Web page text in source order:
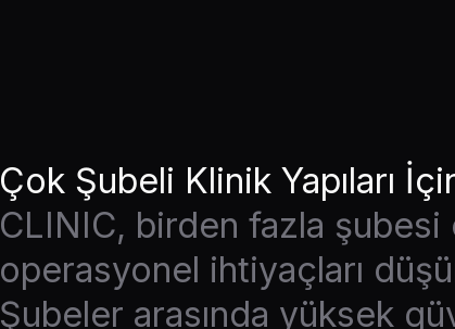
Çok Şubeli Klinik Yapıları
CLINIC, birden fazla
operasyonel ihtiyaçları
Şubeler arasında yüksek